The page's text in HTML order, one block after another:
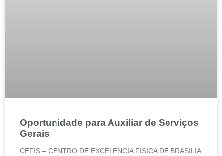
Oportunidade para Auxiliar de Serviços
Gerais
CEFIS – CENTRO DE EXCELENCIA FISICA DE BRASILIA